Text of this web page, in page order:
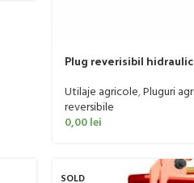
Plug reverisibil
370-430 CP
Utilaje agricole,Pluguri
reversibile
0,00lei
SOLD